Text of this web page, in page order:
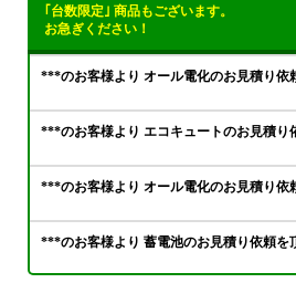
｢台数限定｣ 商品もございます。
お急ぎください！